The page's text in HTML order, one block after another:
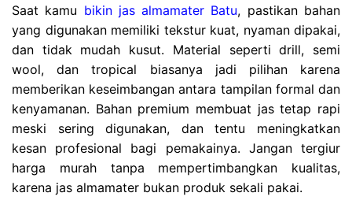
Saat kamu bikin jas almamater Batu, pastikan bahan
yang digunakan memiliki tekstur kuat, nyaman dipakai,
dan tidak mudah kusut. Material seperti drill, semi
wool, dan tropical biasanya jadi pilihan karena
memberikan keseimbangan antara tampilan formal dan
kenyamanan. Bahan premium membuat jas tetap rapi
meski sering digunakan, dan tentu meningkatkan
kesan profesional bagi pemakainya. Jangan tergiur
harga murah tanpa mempertimbangkan kualitas,
karena jas almamater bukan produk sekali pakai.